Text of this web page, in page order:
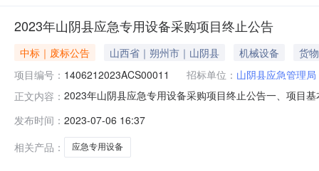
2023年山阴县应急专用设备采购项目终止公告
中标｜废标公告 山西省｜朔州市｜山阴县 机械设备
货物
项目编号： 1406212023ACS00011 招标单位： 山阴县应急管理局
正文内容： 2023年山阴县应急专用设备采购项目终止公告一、项目
局地址：山阴县应山路联系方式：137341966602.采购
发布时间： 2023-07-06 16:37
相关产品：
应急专用设备